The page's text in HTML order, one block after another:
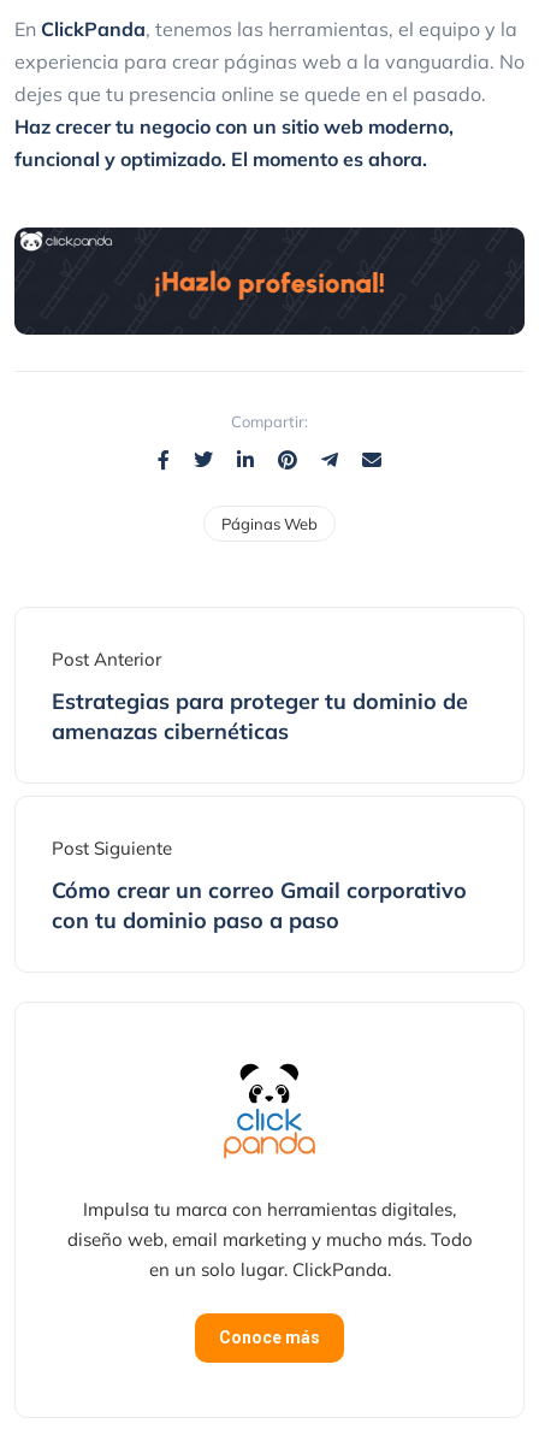
En ClickPanda, tenemos las herramientas, el equipo y la
experiencia para crear páginas web a la vanguardia. No
dejes que tu presencia online se quede en el pasado.
Haz crecer tu negocio con un sitio web moderno,
funcional y optimizado. El momento es ahora.
Compartir:
Páginas Web
Post Anterior
Estrategias para proteger tu dominio de
amenazas cibernéticas
Post Siguiente
Cómo crear un correo Gmail corporativo
con tu dominio paso a paso
Impulsa tu marca con herramientas digitales,
diseño web, email marketing y mucho más. Todo
en un solo lugar. ClickPanda.
Conoce más